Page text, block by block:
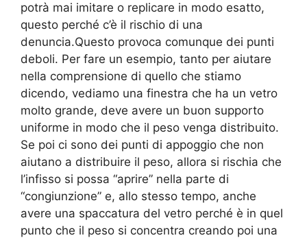
potrà mai imitare o replicare in modo esatto,
questo perché c’è il rischio di una
denuncia.Questo provoca comunque dei punti
deboli. Per fare un esempio, tanto per aiutare
nella comprensione di quello che stiamo
dicendo, vediamo una finestra che ha un vetro
molto grande, deve avere un buon supporto
uniforme in modo che il peso venga distribuito.
Se poi ci sono dei punti di appoggio che non
aiutano a distribuire il peso, allora si rischia che
l’infisso si possa “aprire” nella parte di
“congiunzione” e, allo stesso tempo, anche
avere una spaccatura del vetro perché è in quel
punto che il peso si concentra creando poi una